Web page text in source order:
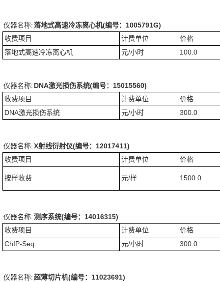
仪器名称:落地式高速冷冻离心机(编号：1005791G)
收费项目
计费单位
价格
落地式高速冷冻离心机
元/小时 100.0
仪器名称: DNA激光损伤系统(编号：15015560)
收费项目
计费单位
价格
DNA激光损伤系统
元/小时 300.0
仪器名称:X射线衍射仪(编号：12017411)
收费项目
计费单位 价格
按样收费 元/样 1500.0
仪器名称:测序系统(编号：14016315)
收费项目
计费单位
价格
ChIP-Seq
元/小时 300.0
仪器名称:超薄切片机(编号：11023691)